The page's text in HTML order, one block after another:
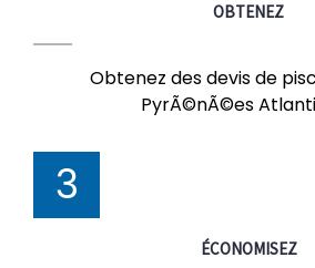
OBTENEZ
Obtenez des devis de
PyrÃ©nÃ©es
3
ÉCONOMISEZ